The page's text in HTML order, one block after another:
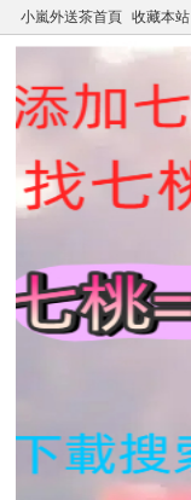
小嵐外送茶首頁 收藏本站